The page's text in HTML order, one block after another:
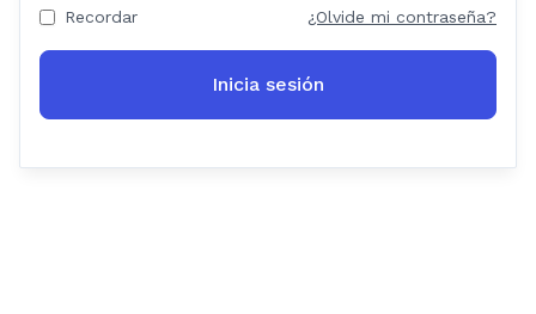
Recordar ¿Olvide mi contraseña?